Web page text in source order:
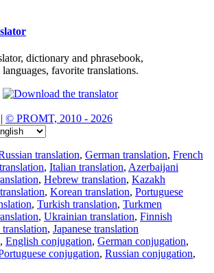
dictionary and phrasebook,
languages, favorite translations.
| © PROMT, 2010 - 2026
translation, German translation, French
, Italian translation, Azerbaijani
, Hebrew translation, Kazakh
, Korean translation, Portuguese
, Turkish translation, Turkmen
, Ukrainian translation, Finnish
, Japanese translation
, English conjugation, German conjugation,
conjugation, Russian conjugation,